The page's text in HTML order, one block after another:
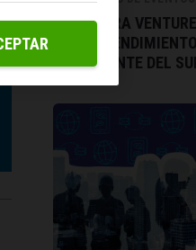
ALHAMBRA
DE
IMPORTANTE DEL